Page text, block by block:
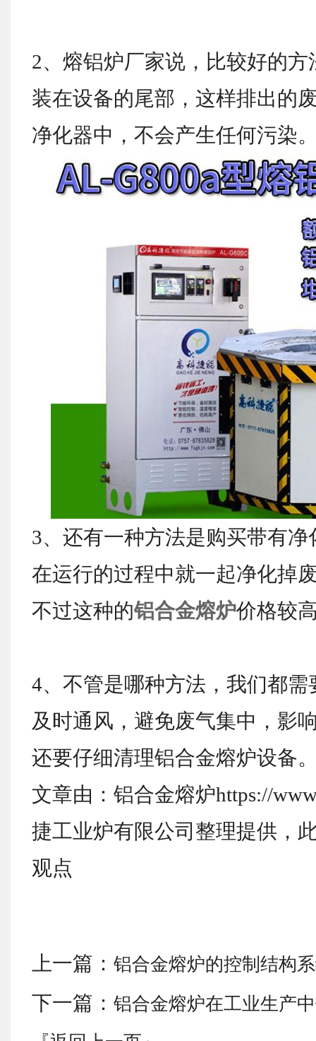
2、熔铝炉厂家说，比较好的
装在设备的尾部，这样排出的
净化器中，不会产生任何污染
3、还有一种方法是购买带有
在运行的过程中就一起净化掉
不过这种的铝合金熔炉价格较
4、不管是哪种方法，我们都
及时通风，避免废气集中，影
还要仔细清理铝合金熔炉设备
文章由：铝合金熔炉https://
捷工业炉有限公司整理提供，
观点
上一篇： 铝合金熔炉的控制结构
下一篇： 铝合金熔炉在工业生产